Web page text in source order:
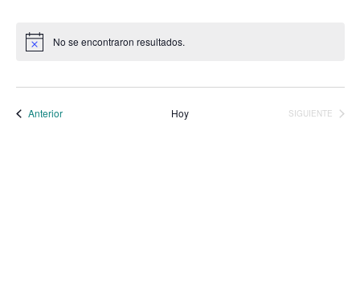
Aviso No se encontraron resultados.
AnteriorEventos Hoy
SIGUIENTE